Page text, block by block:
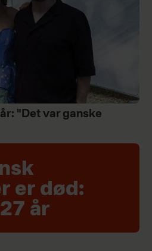
"Det var ganske
er død:
år